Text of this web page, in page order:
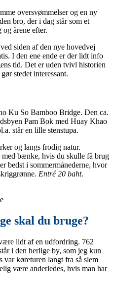
oversvømmelser og en ny
bro, der i dag står som et
årene efter.
siden af den nye hovedvej
I den ene ende er der lidt info
tid. Det er uden tvivl historien
stedet interessant.
Ku So Bamboo Bridge. Den ca.
Pam Bok med Huay Khao
står en lille stenstupa.
og langs frodig natur.
bænke, hvis du skulle få brug
bedst i sommermånederne, hvor
Entré 20 baht.
skal du bruge?
lidt af en udfordring. 762
i den herlige by, som jeg kun
var køreturen langt fra så slem
være anderledes, hvis man har